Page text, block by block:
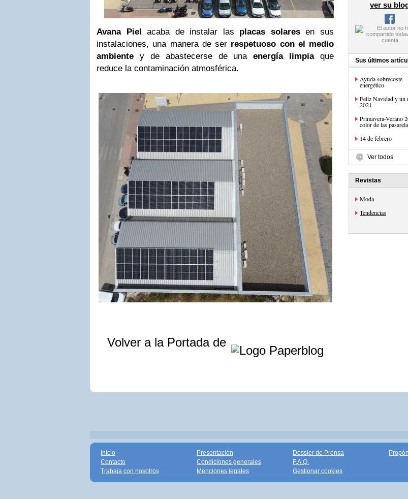
Avana Piel acaba de instalar las placas solaresen sus
instalaciones, una manera de ser respetuoso con el medio
ambiente y de abastecerse de unaenergía limpia que
reduce la contaminación atmosférica.
Volver a la Portada de
ver su
Sus últimos
Ayuda sobrecoste
energético
Feliz Navidad y un
2021
Primavera-Verano
color de las
14 de febrero
Ver todos
Revistas
Moda
Tendencias
Inicio
Contacto
Trabaja con nosotros
Presentación
Condiciones generales
Menciones legales
Dossier de Prensa
F.A.Q.
Gestionar cookies